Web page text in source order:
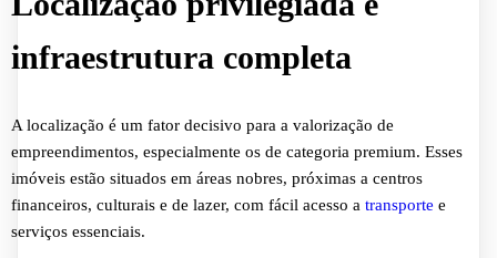
infraestrutura completa
A localização é um fator decisivo para a valorização de
empreendimentos, especialmente os de categoria premium. Esses
imóveis estão situados em áreas nobres, próximas a centros
financeiros, culturais e de lazer, com fácil acesso a transporte e
serviços essenciais.